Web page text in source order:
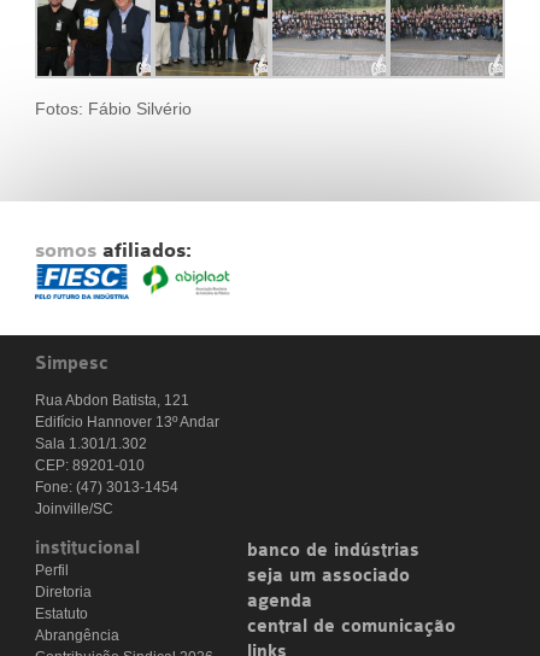
Fotos: Fábio Silvério
somos afiliados:
Simpesc
Rua Abdon Batista, 121
Edifício Hannover 13º Andar
Sala 1.301/1.302
CEP: 89201-010
Fone: (47) 3013-1454
Joinville/SC
institucional
Perfil
Diretoria
Estatuto
Abrangência
banco de indústrias
seja um associado
agenda
central de comunicação